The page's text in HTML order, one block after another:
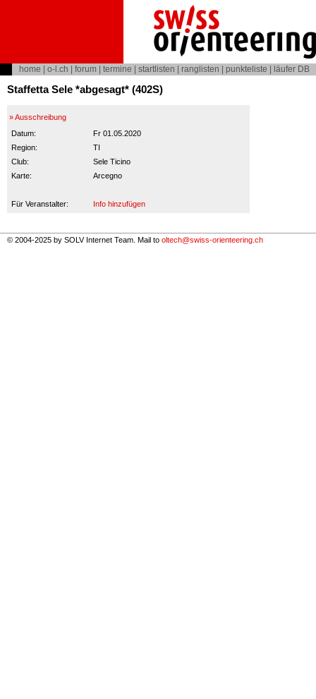
home o-l.ch forum termine startlisten ranglisten punkteliste läufer DB
Staffetta Sele *abgesagt* (402S)
» Ausschreibung
Datum:
Fr 01.05.2020
Region:
TI
Club:
Sele Ticino
Karte:
Arcegno
Für Veranstalter: Info hinzufügen
© 2004-2025 by SOLV Internet Team. Mail to oltech@swiss-orienteering.ch